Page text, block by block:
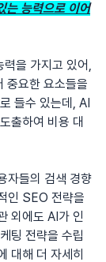
는 능력으로 이어
을 가지고 있어,
중요한 요소들을
들수 있는데, AI
출하여 비용 대
자들의 검색 경향
인 SEO 전략을
외에도 AI가 인
팅 전략을 수립
대해 더 자세히